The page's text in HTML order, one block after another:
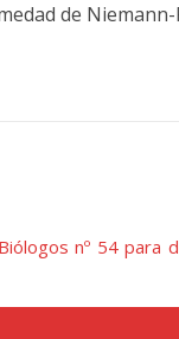
de Niemann-
iólogos nº 54 para